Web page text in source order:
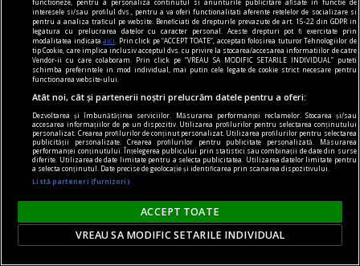
Poema centralei
Am găsit-o aici, montată de fostul proprietar, și
va împlini în curînd 22 de ani.
Ana Maria SANDU
interesele si/sau profilul dvs., pentru a va oferi functionalitati aferente retelelor de socializare si
pentru a analiza traficul pe website. Beneficiati de drepturile prevazute de art. 15-22 din GDPR in
legatura cu prelucrarea datelor cu caracter personal. Aceste drepturi pot fi exercitate prin
modalitatea indicataaici
. Prin click pe “ACCEPT TOATE”, acceptati folosirea tuturor Tehnologiilor de
tip Cookie, care implica inclusiv acceptul dvs. cu privire la stocarea/accesarea informatiilor de catre
Vendor-ii cu care colaboram. Prin click pe “VREAU SA MODIFIC SETARILE INDIVIDUAL” puteti
schimba preferintele in mod individual, mai putin cele legate de cookie strict necesare pentru
functionarea website-ului.
Atât noi, cât și partenerii noștri prelucrăm datele pentru a oferi:
Dezvoltarea și îmbunătățirea serviciilor. Măsurarea performanței reclamelor. Stocarea și/sau
accesarea informațiilor de pe un dispozitiv. Utilizarea profilurilor pentru selectarea conținutului
personalizat. Crearea profilurilor de conținut personalizat. Utilizarea profilurilor pentru selectarea
publicității personalizate. Crearea profilurilor pentru publicitate personalizată. Măsurarea
performanței conținutului. Înțelegerea publicului prin statistici sau combinații de date din surse
diferite. Utilizarea de date limitate pentru a selecta publicitatea. Utilizarea datelor limitate pentru
a selecta conținutul. Date precise de geolocație și identificarea prin scanarea dispozitivului.
Listă parteneri (furnizori)
ACCEPT TOATE
VREAU SA MODIFIC SETARILE INDIVIDUAL